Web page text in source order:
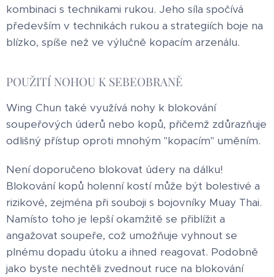
kombinaci s technikami rukou. Jeho síla spočívá
především v technikách rukou a strategiích boje na
blízko, spíše než ve výlučně kopacím arzenálu.
POUŽITÍ NOHOU K SEBEOBRANĚ
Wing Chun také využívá nohy k blokování
soupeřových úderů nebo kopů, přičemž zdůrazňuje
odlišný přístup oproti mnohým "kopacím" uměním.
Není doporučeno blokovat údery na dálku!
Blokování kopů holenní kostí může být bolestivé a
rizikové, zejména při souboji s bojovníky Muay Thai.
Namísto toho je lepší okamžitě se přiblížit a
angažovat soupeře, což umožňuje vyhnout se
plnému dopadu útoku a ihned reagovat. Podobně
jako byste nechtěli zvednout ruce na blokování